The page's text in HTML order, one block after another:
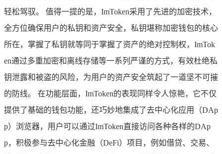
轻松驾驭。 值得一提的是，ImToken采用了先进的加密技术，
全方位确保用户的私钥和资产安全，私钥堪称加密钱包的核心
所在，掌握了私钥就等同于掌握了资产的绝对控制权，ImTok
en通过多重加密和离线存储等一系列严谨的方式，有效杜绝私
钥泄露和被盗的风险，为用户的资产安全筑起了一道坚不可摧
的防线。 在功能层面，ImToken的表现同样令人惊艳，它不仅
提供了基础的钱包功能，还巧妙地集成了去中心化应用（DAp
p）浏览器，用户可以通过ImToken直接访问各种各样的DAp
p，积极参与去中心化金融（DeFi）项目，例如借贷、交易、